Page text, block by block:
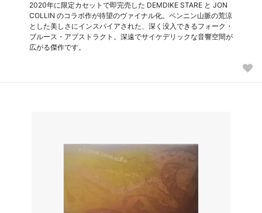
2020年に限定カセットで即完売した DEMDIKE STARE と JON
COLLIN のコラボ作が待望のヴァイナル化。ペンニン山脈の荒涼
とした美しさにインスパイアされた、深く没入できるフォーク・
ブルース・アブストラクト。深遠でサイケデリックな音響空間が
広がる傑作です。